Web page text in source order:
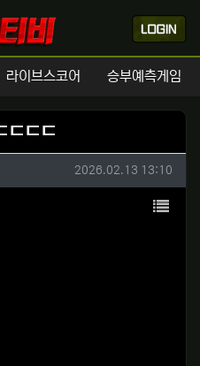
라이브스코어 승부예측게임
ㄷㄷㄷ
작성일
2026.02.13 13:10
목록